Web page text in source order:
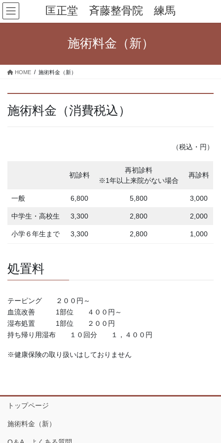
コ
ン
テ
ス
ナ
ビ
ゲ
ン
匡正堂 斉藤整骨院 練馬
施術料金（新）
HOME 施術料金（新）
施術料金（消費税込）
（税込・円）
初診料
再初診料
※1年以上来院がない場合
再診料
一般 6,800 5,800 3,000
中学生・高校生 3,300 2,800 2,000
小学６年生まで 3,300 2,800 1,000
処置料
テーピング ２００円～
血流改善 1部位 ４００円～
湿布処置 1部位 ２００円
持ち帰り用湿布 １０回分 １，４００円
※健康保険の取り扱いはしておりません
トップページ
施術料金（新）